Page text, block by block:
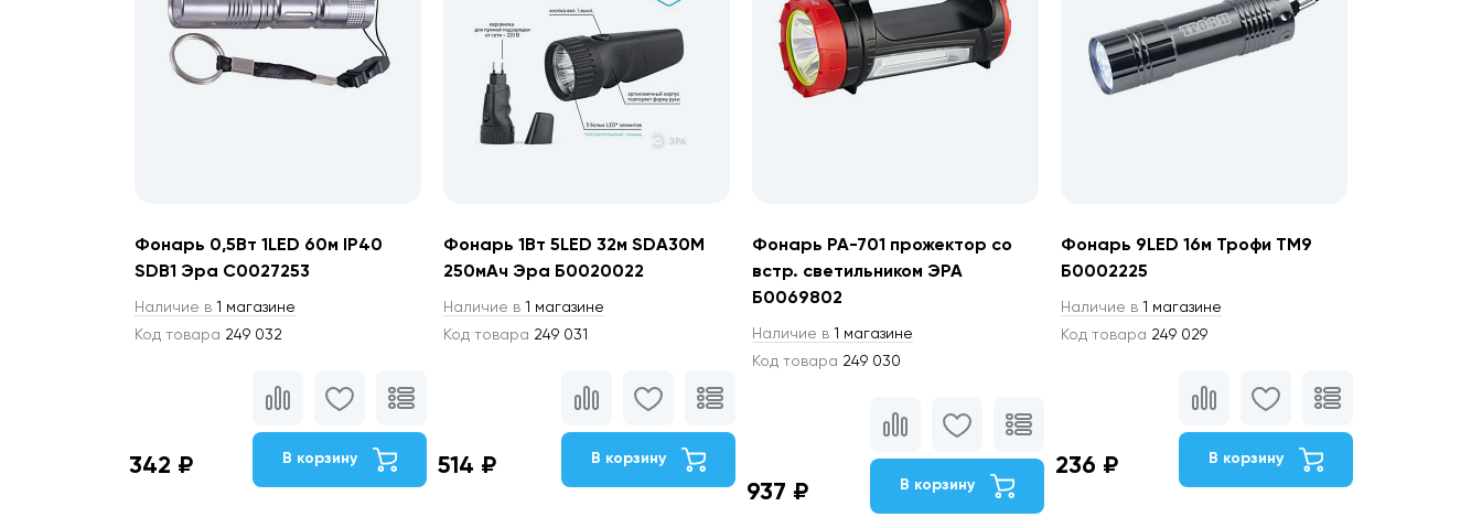
Фонарь 0,5Вт 1LED 60м IP40
SDB1 Эра С0027253
Наличие в 1 магазине
Код товара 249 032
342 ₽ В корзину
Фонарь 1Вт 5LED 32м SDA30M
250мАч Эра Б0020022
Наличие в 1 магазине
Код товара 249 031
514 ₽ В корзину
Фонарь РА-701 прожектор со
встр. светильником ЭРА
Б0069802
Наличие в 1 магазине
Код товара 249 030
937 ₽ В корзину
Фонарь 9LED 16м Трофи TM9
Б0002225
Наличие в 1 магазине
Код товара 249 029
236 ₽ В корзину